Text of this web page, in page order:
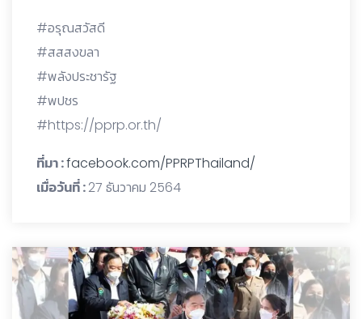
#อรุณสวัสดี
#สสสงขลา
#พลังประชารัฐ
#พปชร
#https://pprp.or.th/
ที่มา :facebook.com/PPRPThailand/
เมื่อวันที่ :27 ธันวาคม 2564